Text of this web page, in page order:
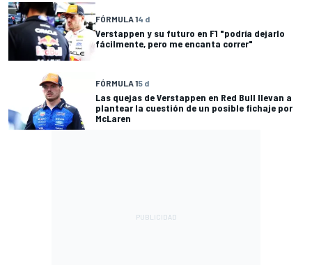
FÓRMULA 14 d
Verstappen y su futuro en F1 "podría dejarlo
fácilmente, pero me encanta correr"
FÓRMULA 15 d
Las quejas de Verstappen en Red Bull llevan a
plantear la cuestión de un posible fichaje por
McLaren